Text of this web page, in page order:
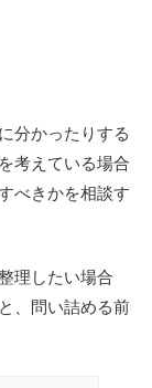
分かったりする
考えている場合
べきかを相談す
理したい場合
、問い詰める前